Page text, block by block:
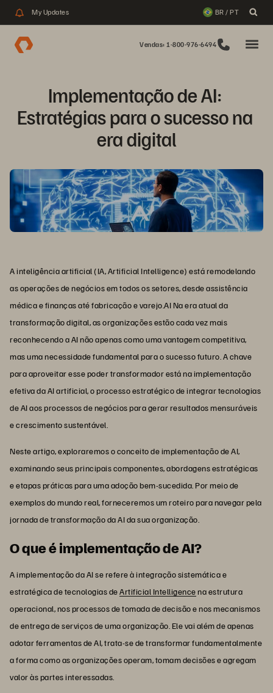
My Updates BR / PT
Vendas: 1-800-976-6494
Implementação de AI:
Estratégias para o sucesso na
era digital
A inteligência artificial (IA, Artificial Intelligence) está remodelando
as operações de negócios em todos os setores, desde assistência
médica e finanças até fabricação e varejo.AI Na era atual da
transformação digital, as organizações estão cada vez mais
reconhecendo a AI não apenas como uma vantagem competitiva,
mas uma necessidade fundamental para o sucesso futuro. A chave
para aproveitar esse poder transformador está na implementação
efetiva da AI artificial, o processo estratégico de integrar tecnologias
de AI aos processos de negócios para gerar resultados mensuráveis
e crescimento sustentável.
Neste artigo, exploraremos o conceito de implementação de AI,
examinando seus principais componentes, abordagens estratégicas
e etapas práticas para uma adoção bem-sucedida. Por meio de
exemplos do mundo real, forneceremos um roteiro para navegar pela
jornada de transformação da AI da sua organização.
O que é implementação de AI?
A implementação da AI se refere à integração sistemática e
estratégica de tecnologias deArtificial Intelligencena estrutura
operacional, nos processos de tomada de decisão e nos mecanismos
de entrega de serviços de uma organização. Ele vai além de apenas
adotar ferramentas de AI, trata-se de transformar fundamentalmente
a forma como as organizações operam, tomam decisões e agregam
valor às partes interessadas.